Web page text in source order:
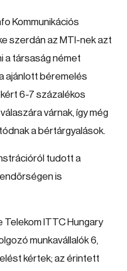
Kommunikációs
szerdán az MTI-nek azt
a társaság német
ajánlott béremelés
kért 6-7 százalékos
várnak, így még
a bértárgyalások.
tudott a
is
ITTC Hungary
munkavállalók 6,
kértek; az érintett